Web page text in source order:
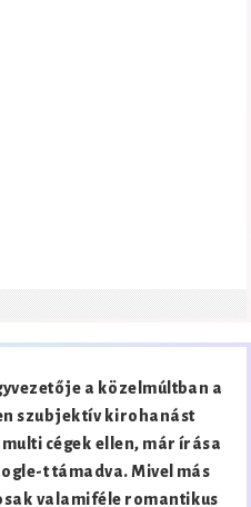
a közelmúltban a
szubjektív kirohanást
cégek ellen, már írása
t támadva. Mivel más
valamiféle romantikus